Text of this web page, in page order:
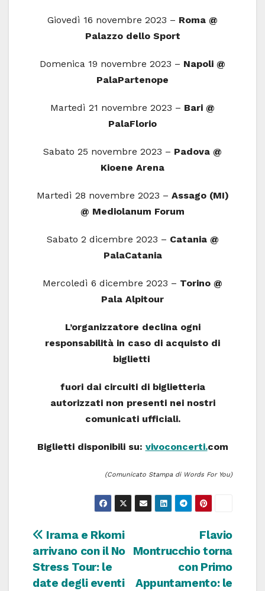
Giovedì 16 novembre 2023 – Roma @
Palazzo dello Sport
Domenica 19 novembre 2023 – Napoli @
PalaPartenope
Martedì 21 novembre 2023 – Bari @
PalaFlorio
Sabato 25 novembre 2023 – Padova @
Kioene Arena
Martedì 28 novembre 2023 – Assago (MI)
@ Mediolanum Forum
Sabato 2 dicembre 2023 – Catania @
PalaCatania
Mercoledì 6 dicembre 2023 – Torino @
Pala Alpitour
L’organizzatore declina ogni
responsabilità in caso di acquisto di
biglietti
fuori dai circuiti di biglietteria
autorizzati non presenti nei nostri
comunicati ufficiali.
Biglietti disponibili su: vivoconcerti.com
(Comunicato Stampa di Words For You)
Navigazione
articoli
Flavio
Montrucchio torna
con Primo
Appuntamento: le
Irama e Rkomi
arrivano con il No
Stress Tour: le
date degli eventi